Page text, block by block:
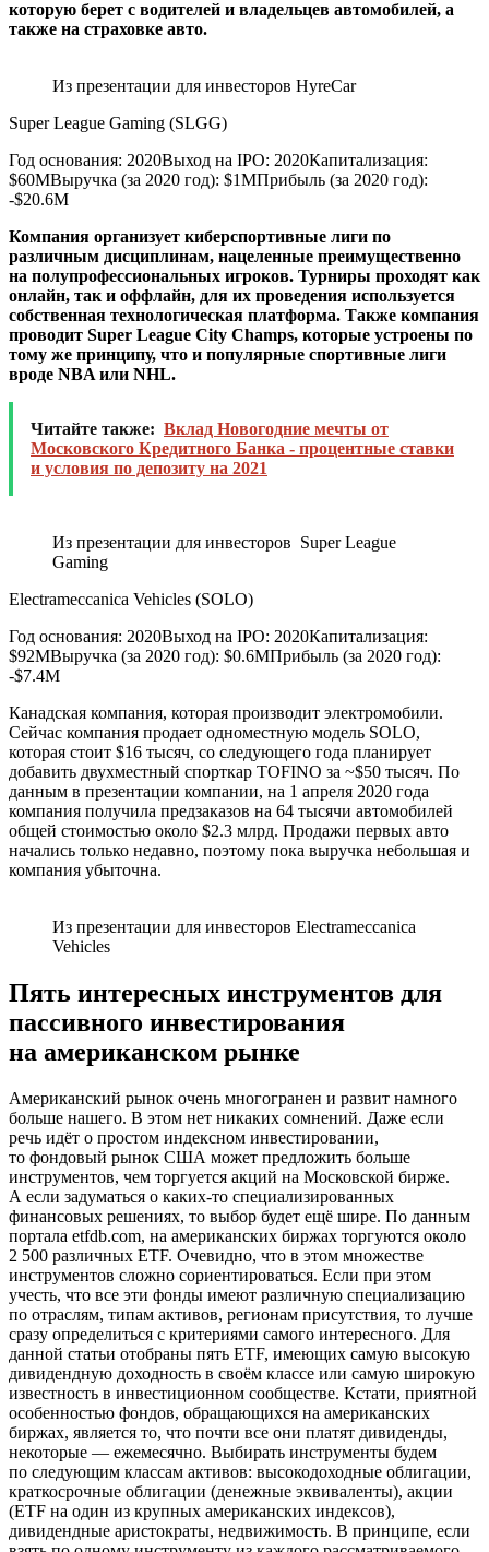
которую берет с водителей и владельцев автомобилей, а
также на страховке авто.
Из презентации для инвесторов HyreCar
Super League Gaming (SLGG)
Год основания: 2020Выход на IPO: 2020Капитализация:
$60MВыручка (за 2020 год): $1MПрибыль (за 2020 год):
-$20.6M
Компания организует киберспортивные лиги по
различным дисциплинам, нацеленные преимущественно
на полупрофессиональных игроков. Турниры проходят как
онлайн, так и оффлайн, для их проведения используется
собственная технологическая платформа. Также компания
проводит Super League City Champs, которые устроены по
тому же принципу, что и популярные спортивные лиги
вроде NBA или NHL.
Читайте также: Вклад Новогодние мечты от
Московского Кредитного Банка - процентные ставки
и условия по депозиту на 2021
Из презентации для инвесторов Super League
Gaming
Electrameccanica Vehicles (SOLO)
Год основания: 2020Выход на IPO: 2020Капитализация:
$92MВыручка (за 2020 год): $0.6MПрибыль (за 2020 год):
-$7.4M
Канадская компания, которая производит электромобили.
Сейчас компания продает одноместную модель SOLO,
которая стоит $16 тысяч, со следующего года планирует
добавить двухместный спорткар TOFINO за ~$50 тысяч. По
данным в презентации компании, на 1 апреля 2020 года
компания получила предзаказов на 64 тысячи автомобилей
общей стоимостью около $2.3 млрд. Продажи первых авто
начались только недавно, поэтому пока выручка небольшая и
компания убыточна.
Из презентации для инвесторов Electrameccanica
Vehicles
Пять интересных инструментов для
пассивного инвестирования
на американском рынке
Американский рынок очень многогранен и развит намного
больше нашего. В этом нет никаких сомнений. Даже если
речь идёт о простом индексном инвестировании,
то фондовый рынок США может предложить больше
инструментов, чем торгуется акций на Московской бирже.
А если задуматься о каких-то специализированных
финансовых решениях, то выбор будет ещё шире. По данным
портала etfdb.com, на американских биржах торгуются около
2 500 различных ETF. Очевидно, что в этом множестве
инструментов сложно сориентироваться. Если при этом
учесть, что все эти фонды имеют различную специализацию
по отраслям, типам активов, регионам присутствия, то лучше
сразу определиться с критериями самого интересного. Для
данной статьи отобраны пять ETF, имеющих самую высокую
дивидендную доходность в своём классе или самую широкую
известность в инвестиционном сообществе. Кстати, приятной
особенностью фондов, обращающихся на американских
биржах, является то, что почти все они платят дивиденды,
некоторые — ежемесячно. Выбирать инструменты будем
по следующим классам активов: высокодоходные облигации,
краткосрочные облигации (денежные эквиваленты), акции
(ETF на один из крупных американских индексов),
дивидендные аристократы, недвижимость. В принципе, если